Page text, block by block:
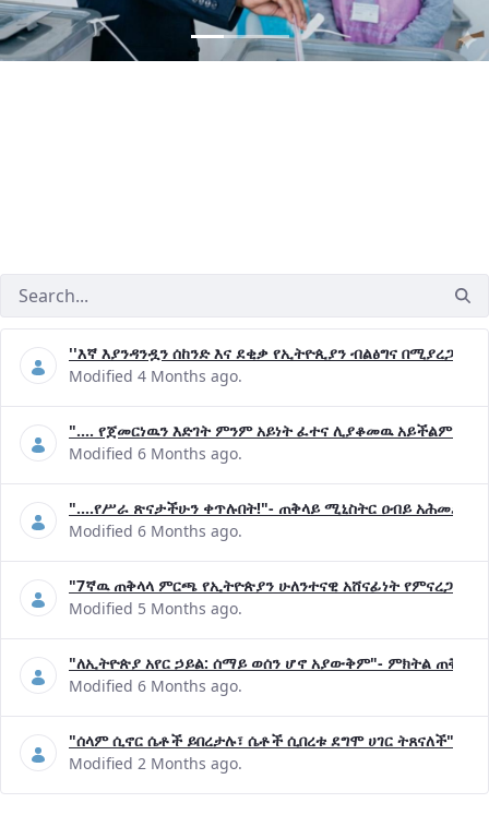
''እኛ እያንዳንዷን ሰከንድ እና ደቂቃ የኢትዮጲያን ብልፅግና
Modified 4 Months ago.
".... የጀመርነዉን እድገት ምንም አይነት ፈተና ሊያቆመዉ አይችልም"-
Modified 6 Months ago.
"....የሥራ ጽናታችሁን ቀጥሉበት!"- ጠቅላይ ሚኒስትር ዐብይ አሕመድ (ዶ/
Modified 6 Months ago.
"7ኛዉ ጠቅላላ ምርጫ የኢትዮጵያን ሁለንተናዊ አሸናፊነት
Modified 5 Months ago.
"ለኢትዮጵያ አየር ኃይል: ሰማይ ወሰን ሆኖ አያውቅም"- ምክትል ጠቅላይ
Modified 6 Months ago.
"ሰላም ሲኖር ሴቶች ይበረታሉ፣ ሴቶች ሲበረቱ ደግሞ ሀገር ትጸናለች"-
Modified 2 Months ago.